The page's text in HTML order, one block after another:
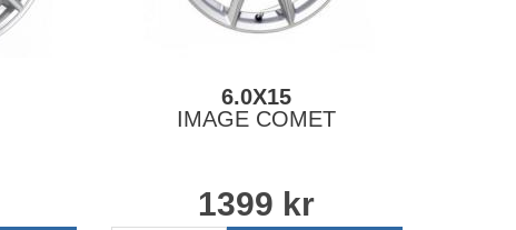
6.0X15
IMAGE COMET
1399 kr